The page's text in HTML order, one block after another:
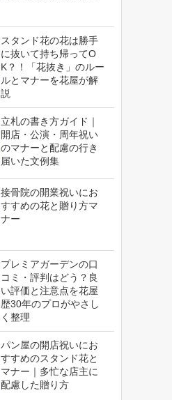
スタンド花の花は勝手
に抜いて持ち帰ってO
K？！「花抜き」のルー
ルとマナーを花屋が解
説
立札の書き方ガイド｜
開店・公演・周年祝い
のマナーと配慮の行き
届いた文例集
接骨院の開業祝いにお
すすめの花と贈り方マ
ナー
プレミアガーデンの口
コミ・評判はどう？良
い評価と注意点を花屋
歴30年のプロがやさし
く整理
パン屋の開店祝いにお
すすめのスタンド花と
マナー｜多忙な店主に
配慮した贈り方